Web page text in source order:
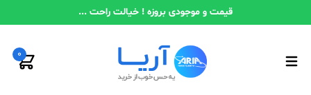
قیمت و موجودی بروزه ! خیالت راحت ...
0